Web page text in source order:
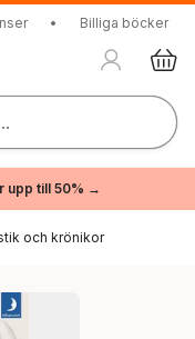
• Billiga böcker
upp till 50% →
och krönikor